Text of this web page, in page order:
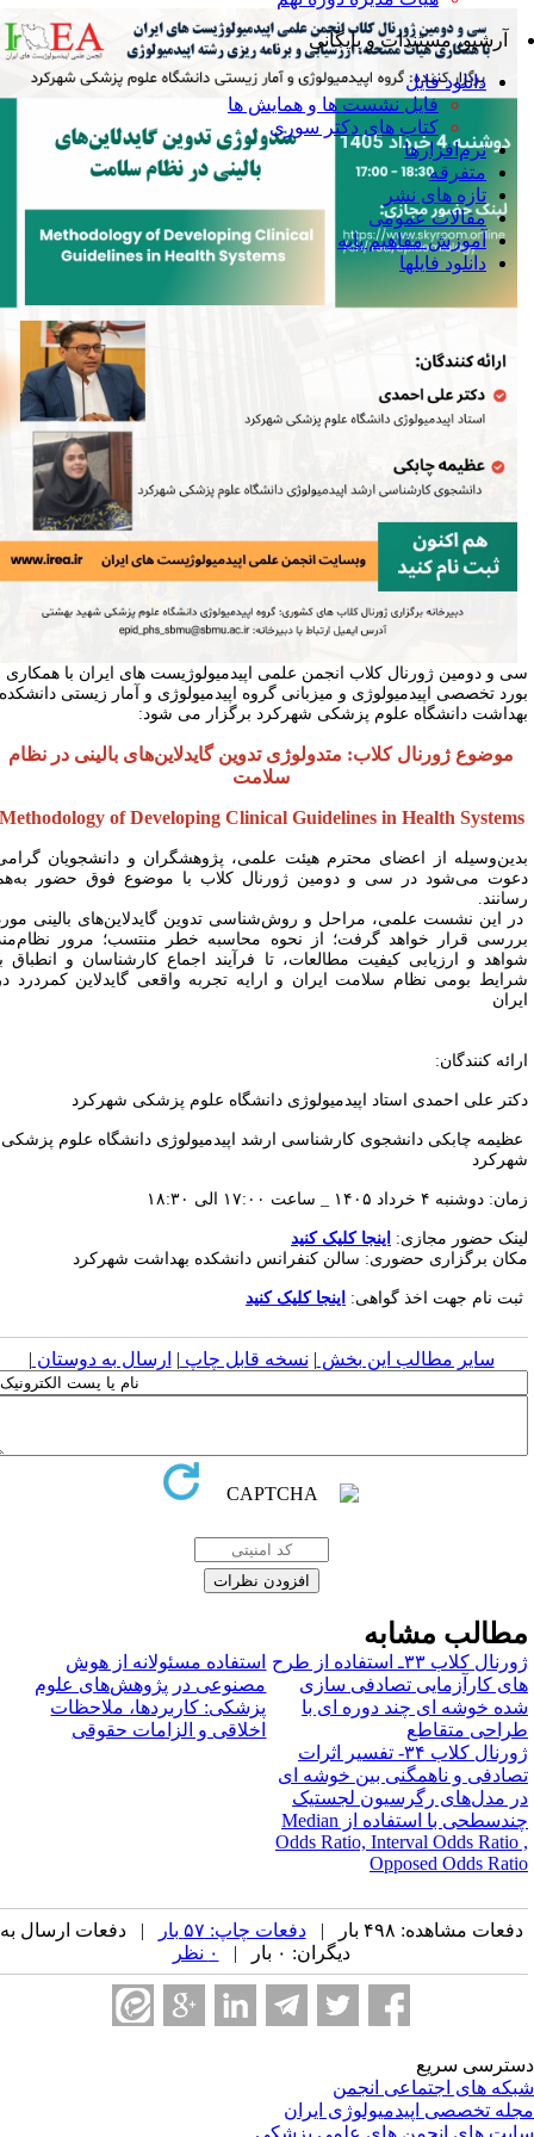
آرشیو، مستندات و بایگانی
دانلود فایل
فایل نشست ها و همایش ها
کتاب های دکتر سوری
نرم‌افزارها
متفرقه
تازه های نشر
مقالات عمومی
آموزش مفاهیم پایه
دانلود فایلها
و دومین ژورنال کلاب انجمن علمی اپیدمیولوژیست های ایران با همکاری
تخصصی اپیدمیولوژی و میزبانی گروه اپیدمیولوژی و آمار زیستی دانشکده
دانشگاه علوم پزشکی شهرکرد برگزار می شود:
موضوع ژورنال کلاب: متدولوژی تدوین گایدلاین‌های بالینی در نظام
سلامت
Methodology of Developing Clinical Guidelines in Health
از اعضای محترم هیئت علمی، پژوهشگران و دانشجویان گرامی
می‌شود در سی و دومین ژورنال کلاب با موضوع فوق حضور به‌هم
این نشست علمی، مراحل و روش‌شناسی تدوین گایدلاین‌های بالینی مورد
قرار خواهد گرفت؛ از نحوه محاسبه خطر منتسب؛ مرور نظام‌مند
و ارزیابی کیفیت مطالعات، تا فرآیند اجماع کارشناسان و انطباق با
بومی نظام سلامت ایران و ارایه تجربه واقعی گایدلاین کمردرد در
کنندگان:
علی احمدی استاد اپیدمیولوژی دانشگاه علوم پزشکی شهرکرد
چابکی دانشجوی کارشناسی ارشد اپیدمیولوژی دانشگاه علوم پزشکی
دوشنبه ۴ خرداد ۱۴۰۵ _ ساعت ۱۷:۰۰ الی ۱۸:۳۰
حضور مجازی:اینجا کلیک کنید
برگزاری حضوری: سالن کنفرانس دانشکده بهداشت شهرکرد
نام جهت اخذ گواهی:اینجا کلیک کنید
سایر مطالب این بخش | نسخه قابل چاپ| ارسال به دوستان|
مشابه
ژورنال کلاب ۳۳ـ استفاده از طرح
کارآزمایی تصادفی سازی
خوشه ای چند دوره ای با
متقاطع
استفاده مسئولانه از هوش
مصنوعی در پژوهش‌های علوم
پزشکی: کاربردها، ملاحظات
اخلاقی و الزامات حقوقی
ژورنال کلاب ۳۴- تفسیر اثرات
و ناهمگنی بین خوشه ای
مدل‌های رگرسیون لجستیک
چندسطحی با استفاده از M‌edian
Odds Ratio, Interval Odds Ratio
Opposed Odds
دفعات مشاهده: ۴۹۸ بار | دفعات چاپ: ۵۷ بار
| دفعات ارسال به
دیگران: ۰ بار |
سریع
های اجتماعی انجمن
تخصصی اپیدمیولوژی ایران
های انجمن های علمی پزشکی